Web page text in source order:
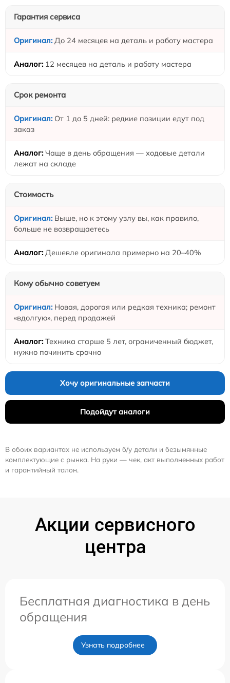
Гарантия сервиса
До 24 месяцев на деталь и работу мастера
12 месяцев на деталь и работу мастера
Срок ремонта
От 1 до 5 дней: редкие позиции едут под
заказ
Чаще в день обращения — ходовые детали
лежат на складе
Стоимость
Выше, но к этому узлу вы, как правило,
больше не возвращаетесь
Дешевле оригинала примерно на 20–40%
Кому обычно советуем
Новая, дорогая или редкая техника; ремонт
«вдолгую», перед продажей
Техника старше 5 лет, ограниченный бюджет,
нужно починить срочно
Хочу оригинальные запчасти
Подойдут аналоги
В обоих вариантах не используем б/у детали и безымянные
комплектующие с рынка. На руки — чек, акт выполненных работ
и гарантийный талон.
Акции сервисного
центра
Бесплатная диагностика в день
обращения
Узнать подробнее